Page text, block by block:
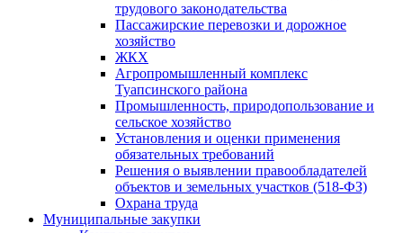
трудового законодательства
Пассажирские перевозки и дорожное
хозяйство
ЖКХ
Агропромышленный комплекс
Туапсинского района
Промышленность, природопользование и
сельское хозяйство
Установления и оценки применения
обязательных требований
Решения о выявлении правообладателей
объектов и земельных участков (518-ФЗ)
Охрана труда
Муниципальные закупки